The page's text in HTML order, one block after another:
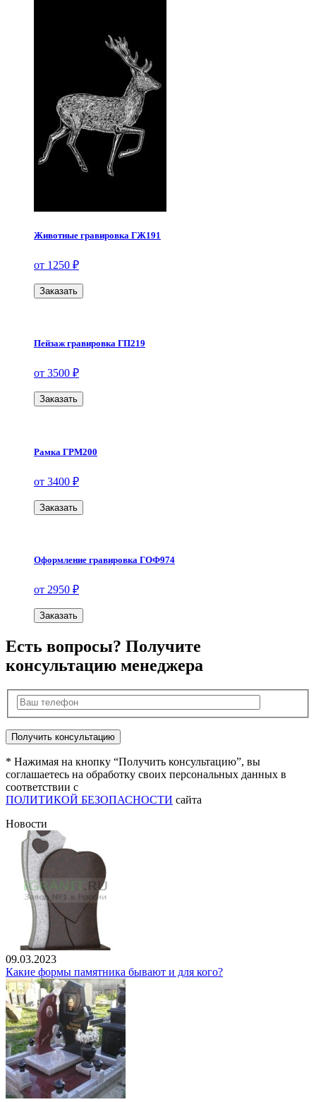
Животные гравировка ГЖ191
от 1250 ₽
Заказать
Пейзаж гравировка ГП219
от 3500 ₽
Заказать
Рамка ГРМ200
от 3400 ₽
Заказать
Оформление гравировка ГОФ974
от 2950 ₽
Заказать
Есть вопросы? Получите
консультацию менеджера
* Нажимая на кнопку “Получить консультацию”, вы
соглашаетесь на обработку своих персональных данных в
соответствии с
ПОЛИТИКОЙ БЕЗОПАСНОСТИ сайта
Новости
09.03.2023
Какие формы памятника бывают и для кого?